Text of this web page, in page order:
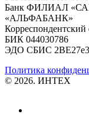
Банк ФИЛИАЛ
«АЛЬФАБАНК»
Корреспондентский
БИК 044030786
ЭДО СБИС
Политика
© 2026. ИНТЕХ